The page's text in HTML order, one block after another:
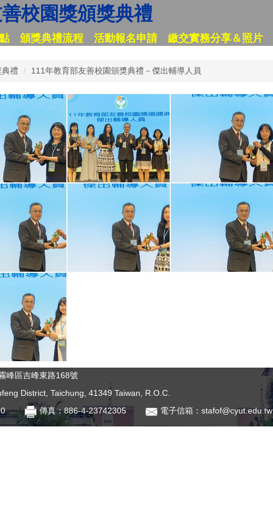
校園獎頒獎典禮
頒獎典禮流程 活動報名申請 繳交實務分享＆照片
禮 111年教育部友善校園頒獎典禮－傑出輔導人員
峰區吉峰東路168號
District, Taichung, 41349 Taiwan, R.O.C.
傳真：886-4-23742305 電子信箱：stafof@cyut.edu.tw